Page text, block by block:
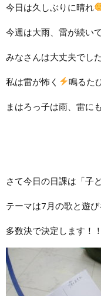
今日は久しぶりに晴れ
今週は大雨、雷が続い
みなさんは大丈夫でし
私は雷が怖く 鳴るた
まはろっ子は雨、雷に
さて今日の日課は「子
テーマは7月の歌と遊び
多数決で決定します！！